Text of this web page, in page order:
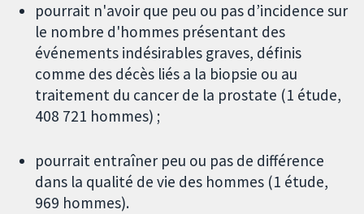
pourrait n'avoir que peu ou pas d’incidence sur
le nombre d'hommes présentant des
événements indésirables graves, définis
comme des décès liés a la biopsie ou au
traitement du cancer de la prostate (1 étude,
408 721 hommes) ;
pourrait entraîner peu ou pas de différence
dans la qualité de vie des hommes (1 étude,
969 hommes).